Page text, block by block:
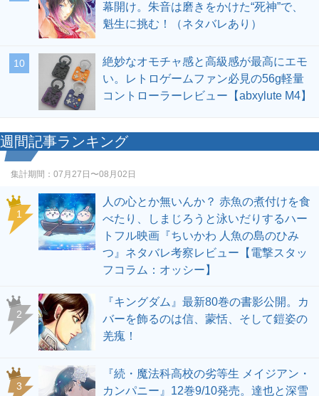
幕開け。朱音は磨きをかけた“死神”で、
魁生に挑む！（ネタバレあり）
10
絶妙なオモチャ感と高級感が最高にエモ
い。レトロゲームファン必見の56g軽量
コントローラーレビュー【abxylute M4】
週間記事ランキング
集計期間： 07月27日〜08月02日
1
人の心とか無いんか？ 赤魚の煮付けを食
べたり、しまじろうと泳いだりするハー
トフル映画『ちいかわ 人魚の島のひみ
つ』ネタバレ考察レビュー【電撃スタッ
フコラム：オッシー】
2
『キングダム』最新80巻の書影公開。カ
バーを飾るのは信、蒙恬、そして鎧姿の
羌瘣！
3
『続・魔法科高校の劣等生 メイジアン・
カンパニー』12巻9/10発売。達也と深雪